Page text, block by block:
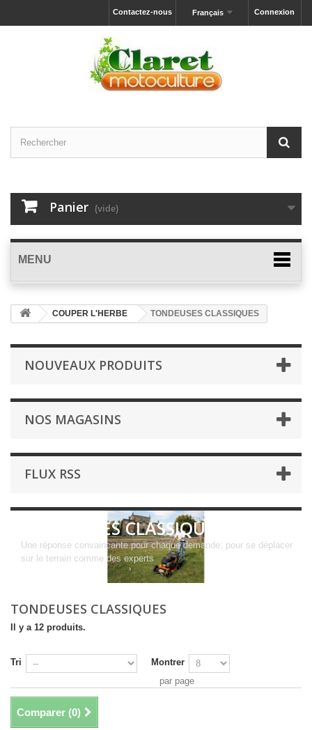
Connexion
Français
Contactez-nous
Panier (vide)
MENU
COUPER L'HERBE TONDEUSES CLASSIQUES
NOUVEAUX PRODUITS
NOS MAGASINS
FLUX RSS
TONDEUSES CLASSIQUES
Une réponse convaincante pour chaque demande: pour se déplacer
sur le terrain comme des experts
TONDEUSES CLASSIQUES
Il y a 12 produits.
Tri
Montrer
par page
Comparer (0)